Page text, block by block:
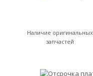
Наличие оригинальных
запчастей